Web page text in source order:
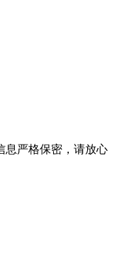
息严格保密，请放心